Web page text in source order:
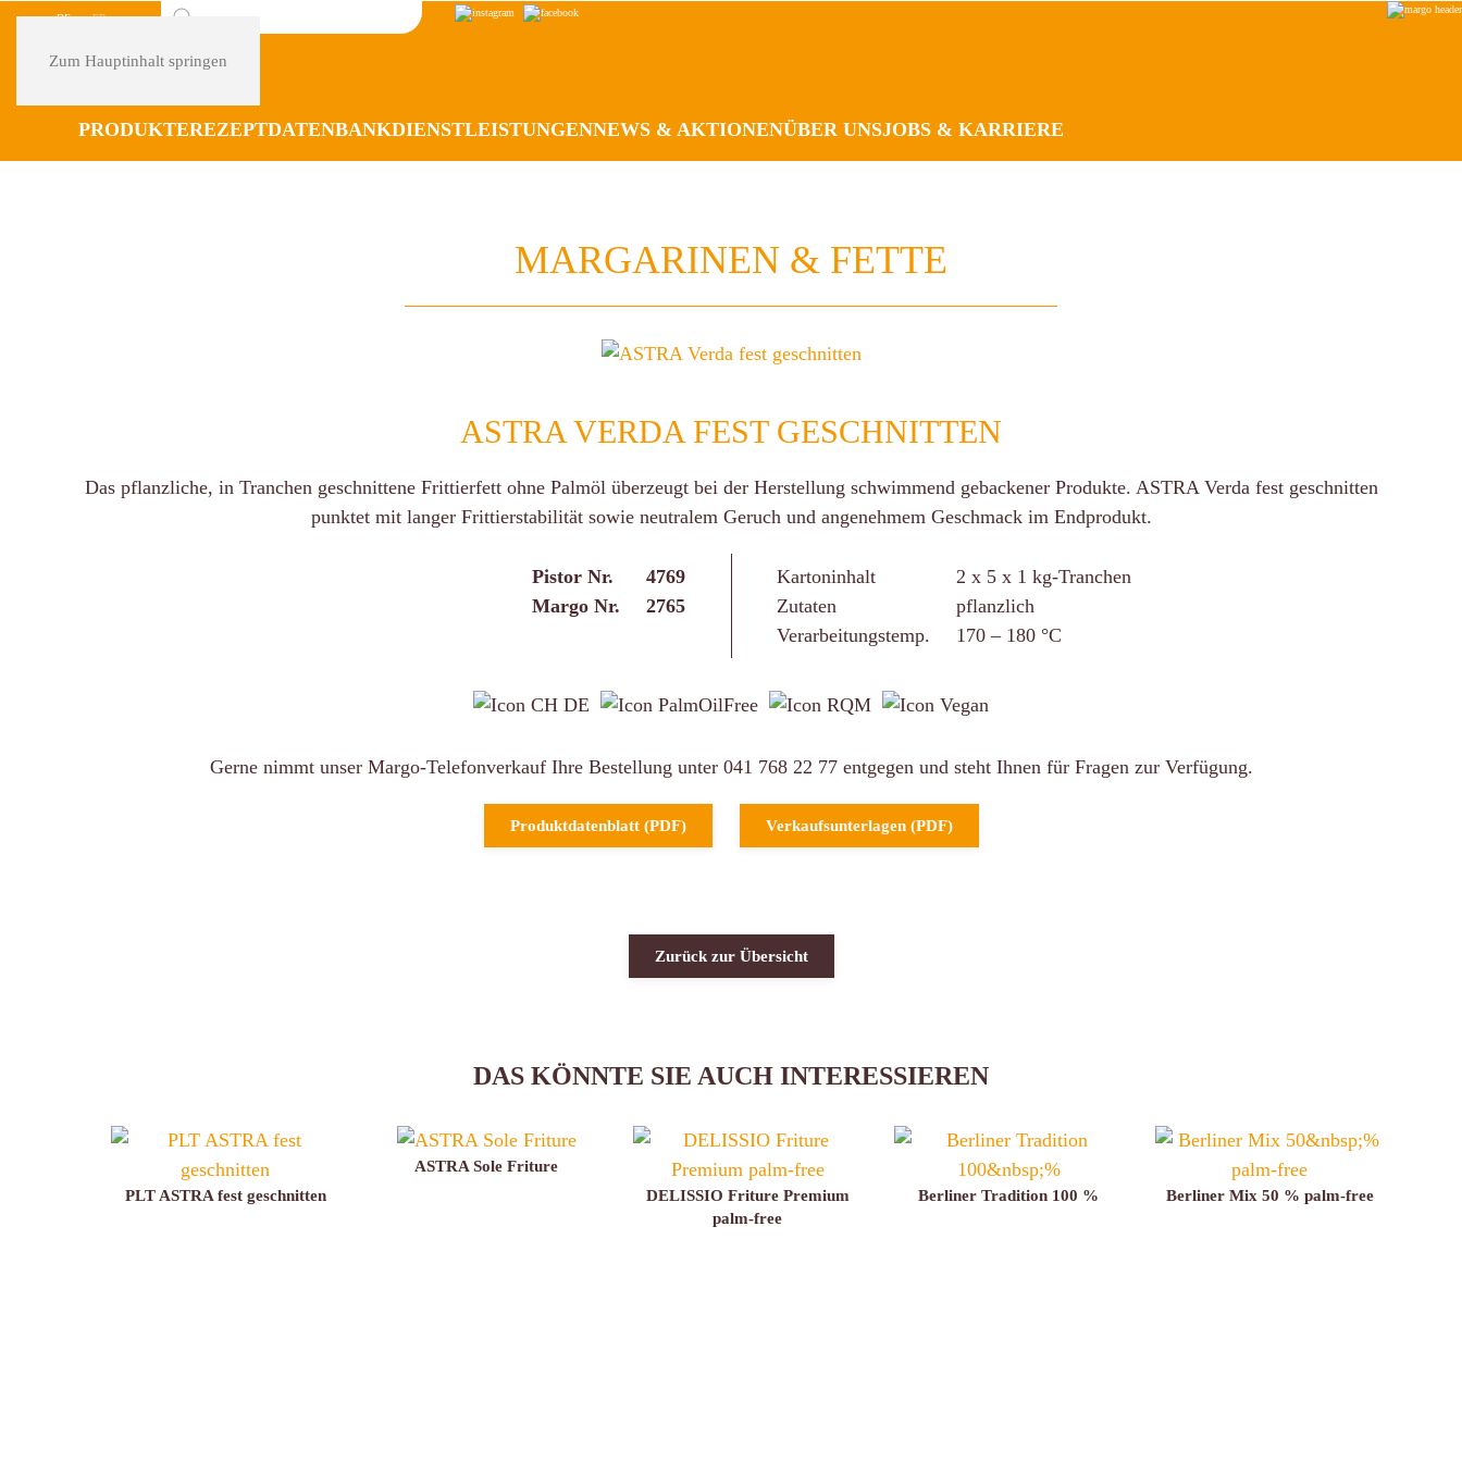
Zum Hauptinhalt springen
DE FR
PRODUKTEREZEPTDATENBANKDIENSTLEISTUNGENNEWS & AKTIONENÜBER UNSJOBS & KARRIERE
MARGARINEN & FETTE
ASTRA VERDA FEST GESCHNITTEN
Das pflanzliche, in Tranchen geschnittene Frittierfett ohne Palmöl überzeugt bei der Herstellung schwimmend gebackener Produkte. ASTRA Verda fest geschnitten
punktet mit langer Frittierstabilität sowie neutralem Geruch und angenehmem Geschmack im Endprodukt.
Pistor Nr.
4769
Margo Nr.
2765
Kartoninhalt
2 x 5 x 1 kg-Tranchen
Zutaten
pflanzlich
Verarbeitungstemp.
170 – 180 °C
Gerne nimmt unser Margo-Telefonverkauf Ihre Bestellung unter 041 768 22 77 entgegen und steht Ihnen für Fragen zur Verfügung.
Produktdatenblatt (PDF) Verkaufsunterlagen (PDF)
Zurück zur Übersicht
DAS KÖNNTE SIE AUCH INTERESSIEREN
PLT ASTRA fest geschnitten
ASTRA Sole Friture
DELISSIO Friture Premium
palm-free
Berliner Tradition 100 % Berliner Mix 50 % palm-free